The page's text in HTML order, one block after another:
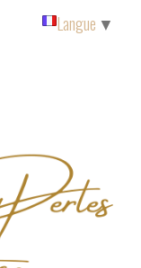
Langue ▼